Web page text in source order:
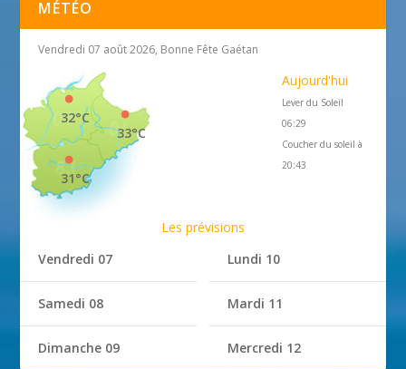
MÉTÉO
Vendredi 07 août 2026, Bonne Fête Gaétan
33°C
32°C
31°C
Aujourd'hui
Lever du Soleil
06:29
Coucher du soleil à
20:43
Les prévisions
Vendredi 07
Samedi 08
Dimanche 09
Lundi 10
Mardi 11
Mercredi 12